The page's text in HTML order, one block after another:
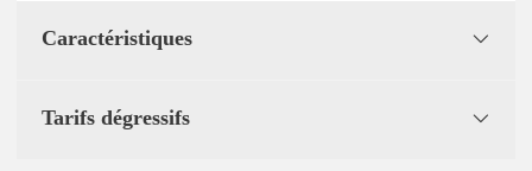
Caractéristiques
Tarifs dégressifs